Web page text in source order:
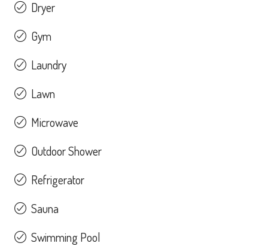
Dryer
Gym
Laundry
Lawn
Microwave
Outdoor Shower
Refrigerator
Sauna
Swimming Pool